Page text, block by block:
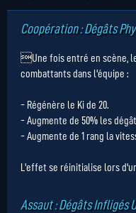
Coopération : Dégâts
Une fois entré en scène,
combattants dans l'équipe :
- Régénère le Ki de 20.
- Augmente de 50% les
- Augmente de 1 rang la
L'effet se réinitialise lors
Assaut : Dégâts Infligés